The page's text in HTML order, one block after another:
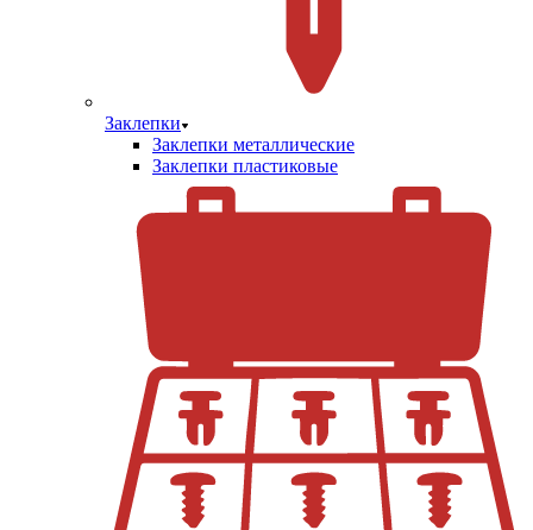
Заклепки
Заклепки металлические
Заклепки пластиковые